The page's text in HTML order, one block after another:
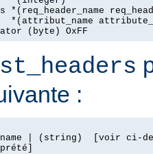
*(req_header_name
*(attribut_name
(byte) OxFF
:
| (string)  [voir ci-